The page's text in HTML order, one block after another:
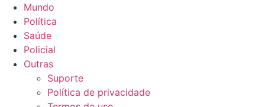
Mundo
Política
Saúde
Policial
Outras
Suporte
Política de privacidade